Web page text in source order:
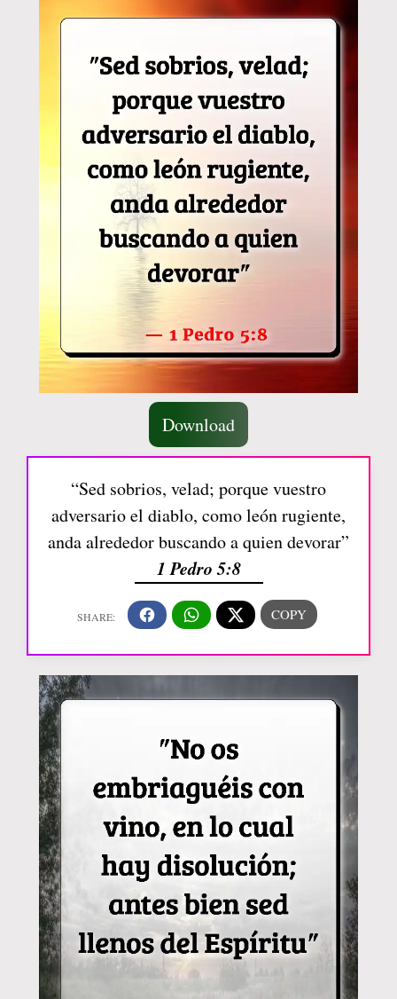
Download
“Sed sobrios, velad; porque vuestro
adversario el diablo, como león rugiente,
anda alrededor buscando a quien devorar”
1 Pedro 5:8